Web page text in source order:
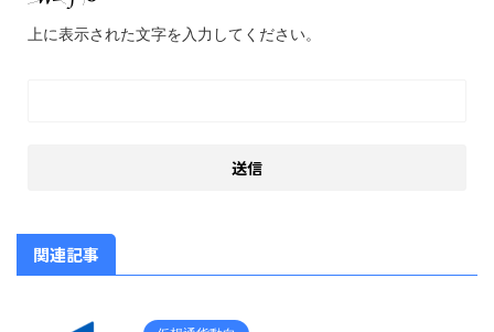
上に表示された文字を入力してください。
関連記事